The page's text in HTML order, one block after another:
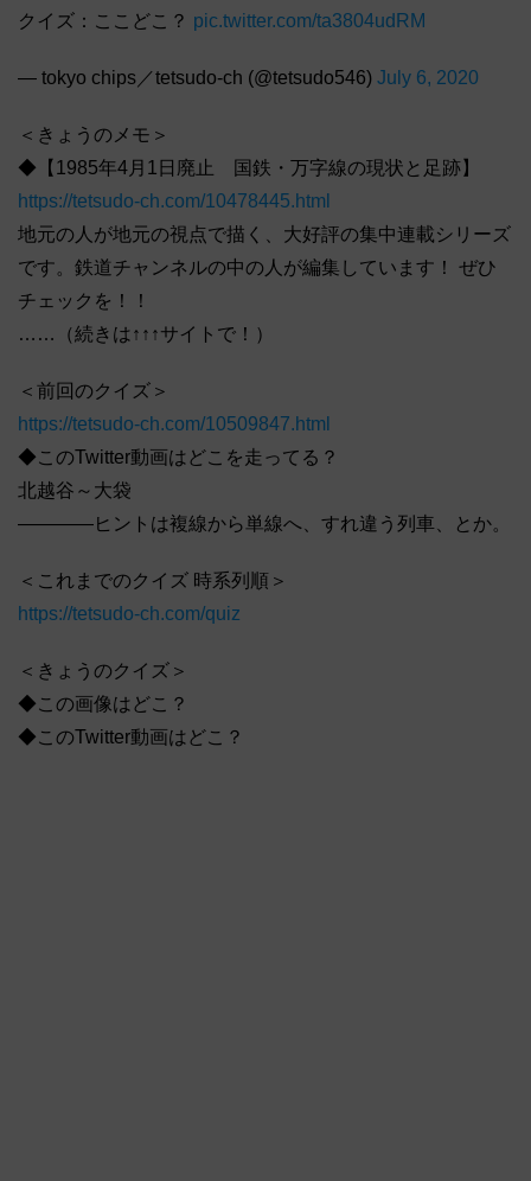
クイズ：ここどこ？ pic.twitter.com/ta3804udRM
— tokyo chips／tetsudo-ch (@tetsudo546) July 6, 2020
＜きょうのメモ＞
◆【1985年4月1日廃止 国鉄・万字線の現状と足跡】
https://tetsudo-ch.com/10478445.html
地元の人が地元の視点で描く、大好評の集中連載シリーズ
です。鉄道チャンネルの中の人が編集しています！ ぜひ
チェックを！！
……（続きは↑↑↑サイトで！）
＜前回のクイズ＞
https://tetsudo-ch.com/10509847.html
◆このTwitter動画はどこを走ってる？
北越谷～大袋
――――ヒントは複線から単線へ、すれ違う列車、とか。
＜これまでのクイズ 時系列順＞
https://tetsudo-ch.com/quiz
＜きょうのクイズ＞
◆この画像はどこ？
◆このTwitter動画はどこ？